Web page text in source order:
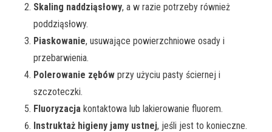
Skaling naddziąsłowy, a w razie potrzeby również
poddziąsłowy.
Piaskowanie, usuwające powierzchniowe osady i
przebarwienia.
Polerowanie zębów przy użyciu pasty ściernej i
szczoteczki.
Fluoryzacja kontaktowa lub lakierowanie fluorem.
Instruktaż higieny jamy ustnej, jeśli jest to konieczne.